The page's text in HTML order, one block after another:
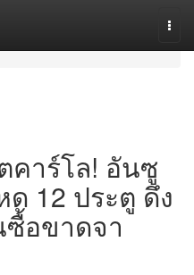
าร์โล! อันซู
12 ประตู ดึง
อขาดจา